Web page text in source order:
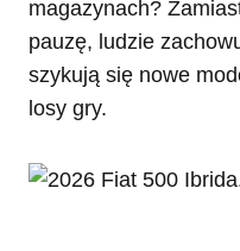
magazynach?
pauzę, ludzie
szykują się nowe
losy gry.